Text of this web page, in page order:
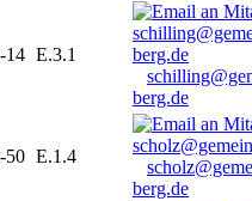
14 E.3.1
berg.de
50 E.1.4
berg.de